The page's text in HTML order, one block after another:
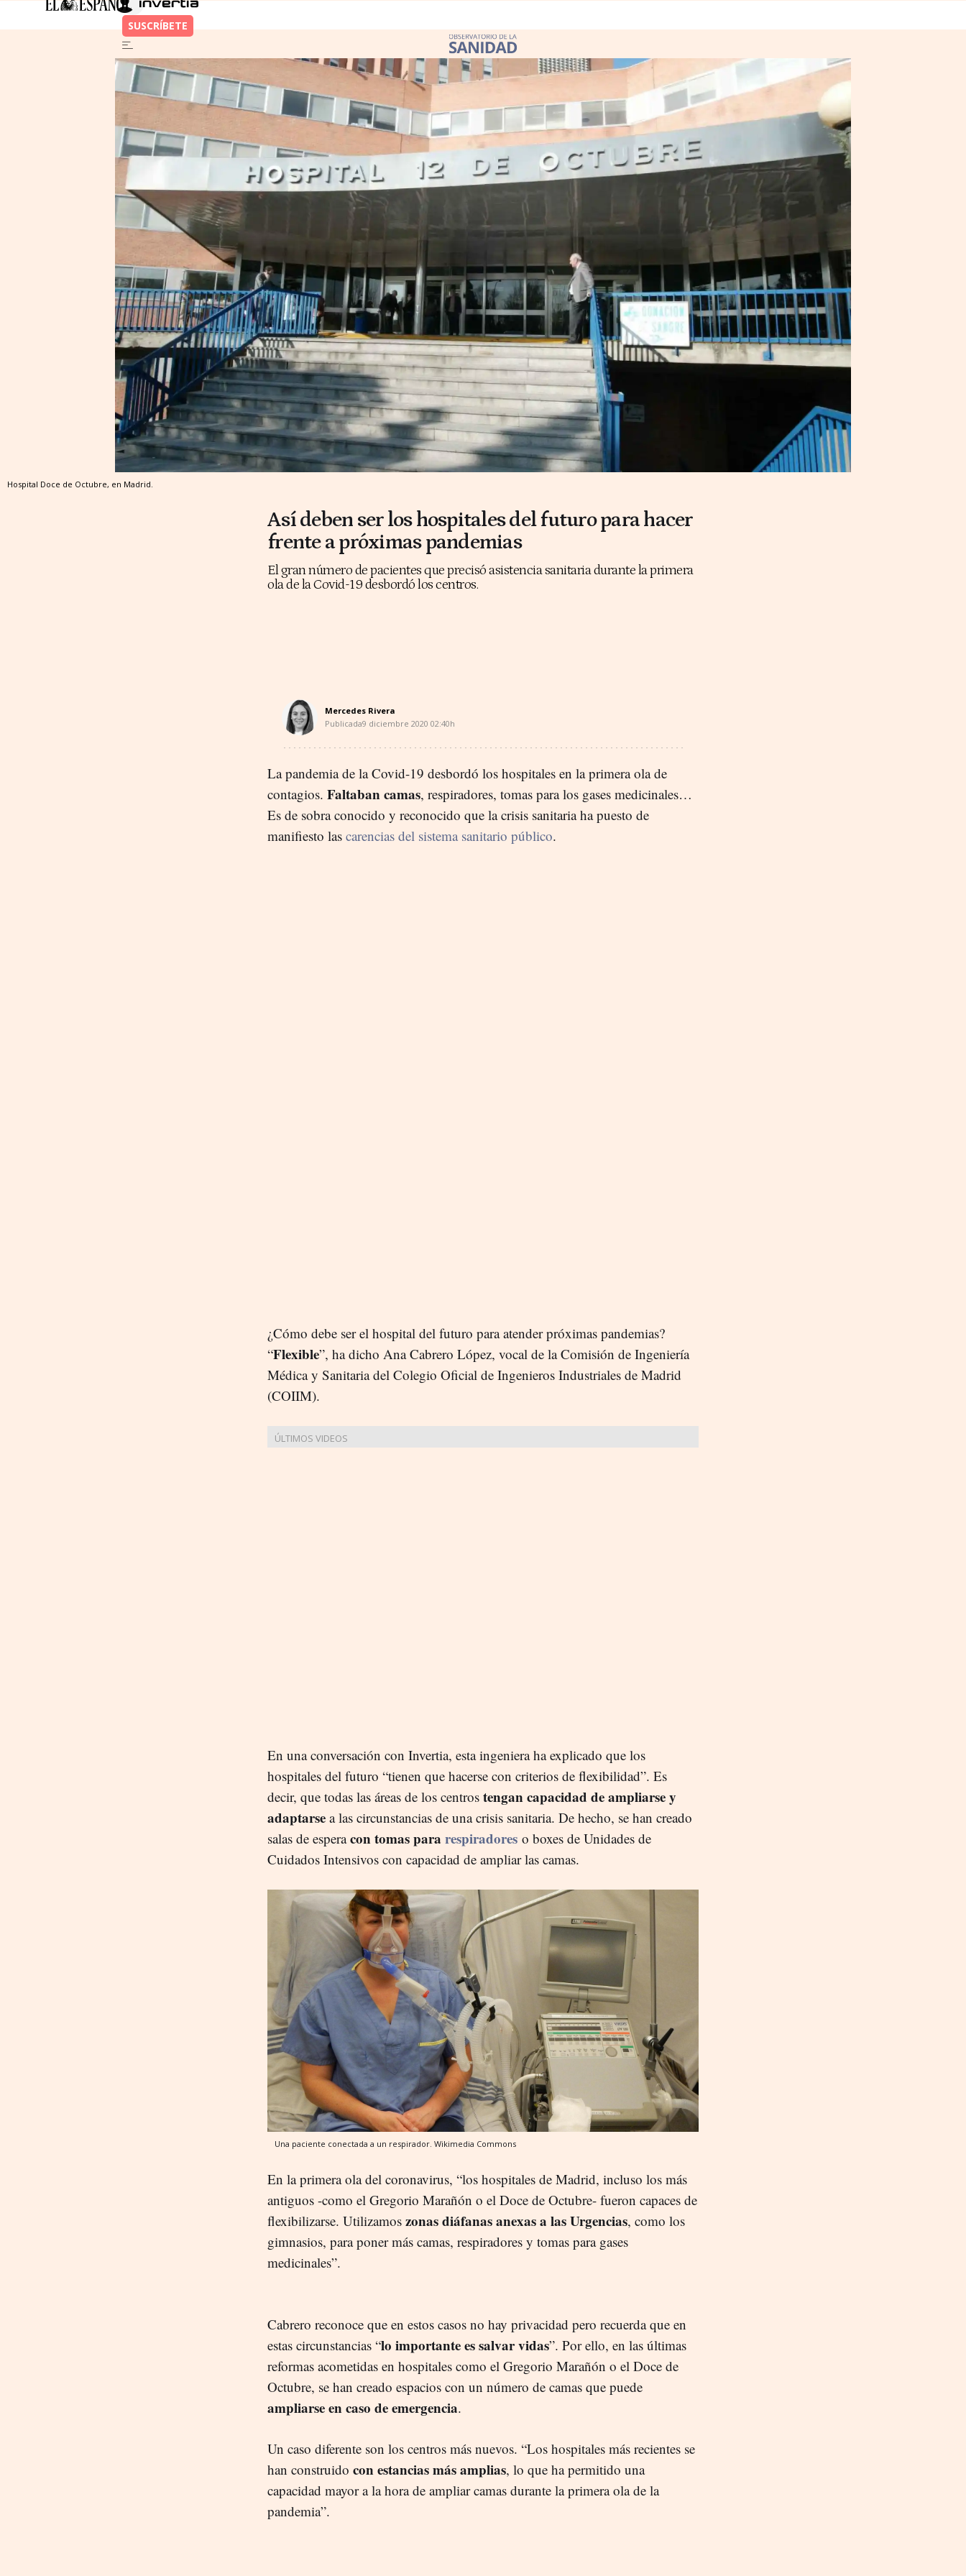
Hospital Doce de Octubre, en Madrid.
Así deben ser los hospitales del futuro para hacer
frente a próximas pandemias
El gran número de pacientes que precisó asistencia sanitaria durante la primera
ola de la Covid-19 desbordó los centros.
Mercedes Rivera
Publicada9 diciembre 2020 02:40h
La pandemia de la Covid-19 desbordó los hospitales en la primera ola de
contagios. Faltaban camas, respiradores, tomas para los gases medicinales…
Es de sobra conocido y reconocido que la crisis sanitaria ha puesto de
manifiesto las carencias del sistema sanitario público.
¿Cómo debe ser el hospital del futuro para atender próximas pandemias?
“Flexible”, ha dicho Ana Cabrero López, vocal de la Comisión de Ingeniería
Médica y Sanitaria del Colegio Oficial de Ingenieros Industriales de Madrid
(COIIM).
En una conversación con Invertia, esta ingeniera ha explicado que los
hospitales del futuro “tienen que hacerse con criterios de flexibilidad”. Es
decir, que todas las áreas de los centros tengan capacidad de ampliarse y
adaptarse a las circunstancias de una crisis sanitaria. De hecho, se han creado
salas de esperacon tomas para respiradores o boxes de Unidades de
Cuidados Intensivos con capacidad de ampliar las camas.
Una paciente conectada a un respirador. Wikimedia Commons
En la primera ola del coronavirus, “los hospitales de Madrid, incluso los más
antiguos -como el Gregorio Marañón o el Doce de Octubre- fueron capaces de
flexibilizarse. Utilizamos zonas diáfanas anexas a las Urgencias, como los
gimnasios, para poner más camas, respiradores y tomas para gases
medicinales”.
Cabrero reconoce que en estos casos no hay privacidad pero recuerda que en
estas circunstancias “lo importante es salvar vidas”. Por ello, en las últimas
reformas acometidas en hospitales como el Gregorio Marañón o el Doce de
Octubre, se han creado espacios con un número de camas que puede
ampliarse en caso de emergencia.
Un caso diferente son los centros más nuevos. “Los hospitales más recientes se
han construido con estancias más amplias, lo que ha permitido una
capacidad mayor a la hora de ampliar camas durante la primera ola de la
pandemia”.